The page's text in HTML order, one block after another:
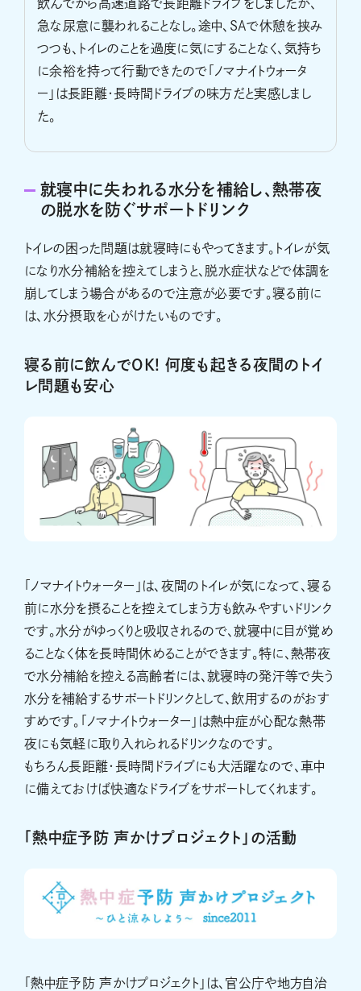
飲んでから高速道路で長距離ドライブをしましたが、
急な尿意に襲われることなし。途中、SAで休憩を挟み
つつも、トイレのことを過度に気にすることなく、気持ち
に余裕を持って行動できたので「ノマナイトウォータ
ー」は長距離・長時間ドライブの味方だと実感しまし
た。
就寝中に失われる水分を補給し、熱帯夜
の脱水を防ぐサポートドリンク
トイレの困った問題は就寝時にもやってきます。トイレが気
になり水分補給を控えてしまうと、脱水症状などで体調を
崩してしまう場合があるので注意が必要です。寝る前に
は、水分摂取を心がけたいものです。
寝る前に飲んでOK! 何度も起きる夜間のトイ
レ問題も安心
「ノマナイトウォーター」は、夜間のトイレが気になって、寝る
前に水分を摂ることを控えてしまう方も飲みやすいドリンク
です。水分がゆっくりと吸収されるので、就寝中に目が覚め
ることなく体を長時間休めることができます。特に、熱帯夜
で水分補給を控える高齢者には、就寝時の発汗等で失う
水分を補給するサポートドリンクとして、飲用するのがおす
すめです。「ノマナイトウォーター」は熱中症が心配な熱帯
夜にも気軽に取り入れられるドリンクなのです。
もちろん長距離・長時間ドライブにも大活躍なので、車中
に備えておけば快適なドライブをサポートしてくれます。
「熱中症予防 声かけプロジェクト」の活動
「熱中症予防 声かけプロジェクト」は、官公庁や地方自治